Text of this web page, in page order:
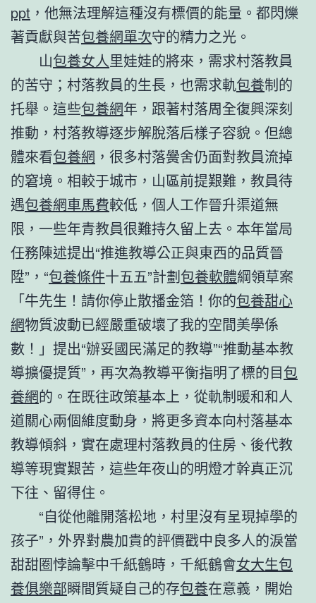
ppt ，他無法理解這種沒有標價的能量。都閃爍
著貢獻與苦包養網單次守的精力之光。
山包養女人里娃娃的將來，需求村落教員
的苦守；村落教員的生長，也需求軌包養制的
托舉。這些包養網年，跟著村落周全復興深刻
推動，村落教導逐步解脫落后樣子容貌。但總
體來看包養網 ，很多村落黌舍仍面對教員流掉
的窘境。相較于城市，山區前提艱難，教員待
遇包養網車馬費較低，個人工作晉升渠道無
限，一些年青教員很難持久留上去。本年當局
任務陳述提出“推進教導公正與東西的品質晉
陞”，“包養條件十五五”計劃包養軟體綱領草案
「牛先生！請你停止散播金箔！你的包養甜心
網物質波動已經嚴重破壞了我的空間美學係
數！」提出“辦妥國民滿足的教導”“推動基本教
導擴優提質”，再次為教導平衡指明了標的目包
養網的。在既往政策基本上，從軌制暖和和人
道關心兩個維度動身，將更多資本向村落基本
教導傾斜，實在處理村落教員的住房、後代教
導等現實艱苦，這些年夜山的明燈才幹真正沉
下往、留得住。
“自從他離開落松地，村里沒有呈現掉學的
孩子”，外界對農加貴的評價戳中良多人的淚當
甜甜圈悖論擊中千紙鶴時，千紙鶴會女大生包
養俱樂部瞬間質疑自己的存包養在意義，開始